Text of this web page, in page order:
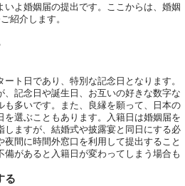
いよ婚姻届の提出です。ここからは、婚姻
紹介します。
ト日であり、特別な記念日となります。
、記念日や誕生日、お互いの好きな数字な
も多いです。また、良縁を願って、日本の
選ぶこともあります。入籍日は婚姻届を
しますが、結婚式や披露宴と同日にする必
間に時間外窓口を利用して提出すること
備があると入籍日が変わってしまう場合も
る